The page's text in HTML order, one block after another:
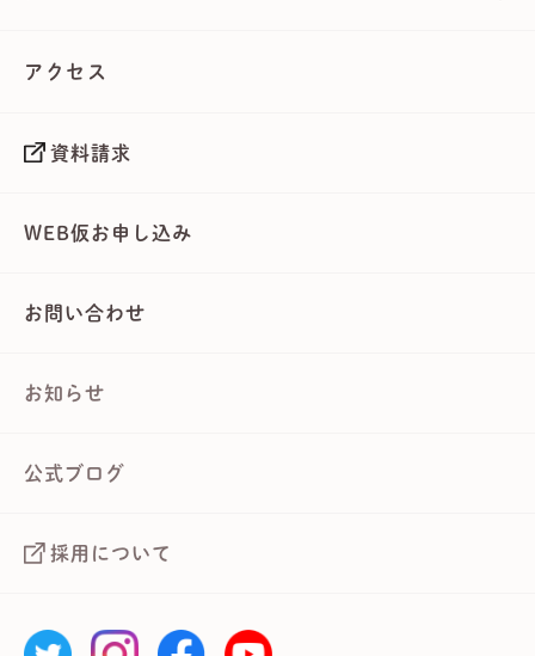
アクセス
資料請求
WEB仮お申し込み
お問い合わせ
お知らせ
公式ブログ
採用について